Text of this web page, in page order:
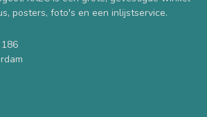
posters, foto's en een inlijstservice.